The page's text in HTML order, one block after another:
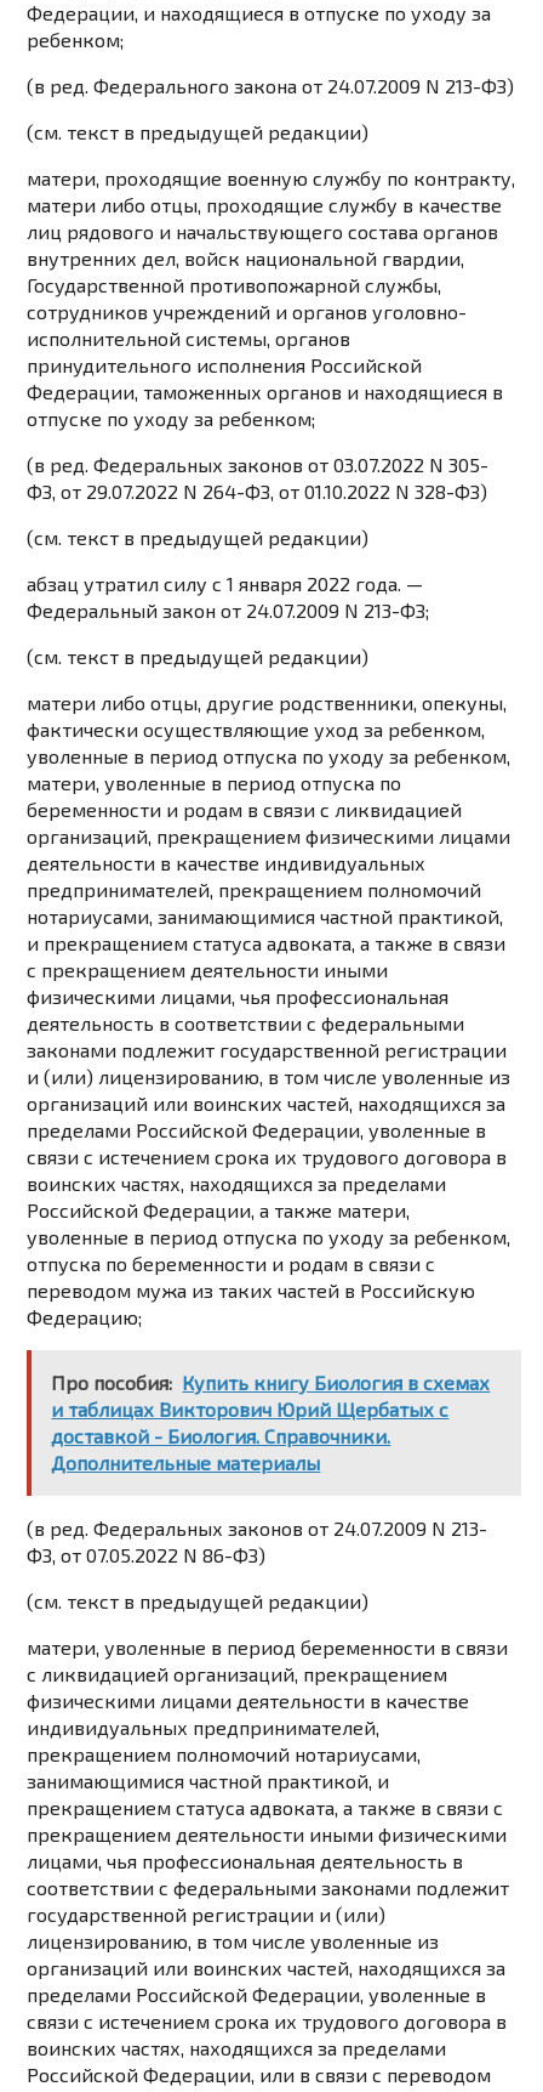
Федерации, и находящиеся в отпуске по уходу за
ребенком;
(в ред. Федеральногозакона от 24.07.2009 N 213-ФЗ)
(см. текст в предыдущей редакции)
матери, проходящие военную службу по контракту,
матери либо отцы, проходящие службу в качестве
лиц рядового и начальствующего состава органов
внутренних дел, войск национальной гвардии,
Государственной противопожарной службы,
сотрудников учреждений и органов уголовно-
исполнительной системы, органов
принудительного исполнения Российской
Федерации, таможенных органов и находящиеся в
отпуске по уходу за ребенком;
(в ред. Федеральных законов от 03.07.2022 N 305-
ФЗ, от 29.07.2022 N 264-ФЗ, от 01.10.2022 N 328-ФЗ)
(см. текст в предыдущей редакции)
абзац утратил силу с 1 января 2022 года. —
Федеральныйзакон от 24.07.2009 N 213-ФЗ;
(см. текст в предыдущей редакции)
матери либо отцы, другие родственники, опекуны,
фактически осуществляющие уход за ребенком,
уволенные в период отпуска по уходу за ребенком,
матери, уволенные в период отпуска по
беременности и родам в связи с ликвидацией
организаций, прекращением физическими лицами
деятельности в качестве индивидуальных
предпринимателей, прекращением полномочий
нотариусами, занимающимися частной практикой,
и прекращением статуса адвоката, а также в связи
с прекращением деятельности иными
физическими лицами, чья профессиональная
деятельность в соответствии с федеральными
законами подлежит государственной регистрации
и (или) лицензированию, в том числе уволенные из
организаций или воинских частей, находящихся за
пределами Российской Федерации, уволенные в
связи с истечением срока их трудового договора в
воинских частях, находящихся за пределами
Российской Федерации, а также матери,
уволенные в период отпуска по уходу за ребенком,
отпуска по беременности и родам в связи с
переводом мужа из таких частей в Российскую
Федерацию;
Про пособия: Купить книгу Биология в схемах
и таблицах Викторович Юрий Щербатых с
доставкой - Биология. Справочники.
Дополнительные материалы
(в ред. Федеральных законов от 24.07.2009 N 213-
ФЗ, от 07.05.2022 N 86-ФЗ)
(см. текст в предыдущей редакции)
матери, уволенные в период беременности в связи
с ликвидацией организаций, прекращением
физическими лицами деятельности в качестве
индивидуальных предпринимателей,
прекращением полномочий нотариусами,
занимающимися частной практикой, и
прекращением статуса адвоката, а также в связи с
прекращением деятельности иными физическими
лицами, чья профессиональная деятельность в
соответствии с федеральными законами подлежит
государственной регистрации и (или)
лицензированию, в том числе уволенные из
организаций или воинских частей, находящихся за
пределами Российской Федерации, уволенные в
связи с истечением срока их трудового договора в
воинских частях, находящихся за пределами
Российской Федерации, или в связи с переводом